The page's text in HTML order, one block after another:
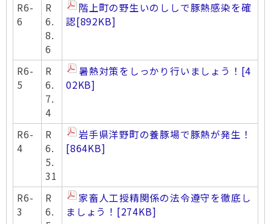
R6-
6
R
6.
8.
6
階上町の野生いのししで豚熱感染を確
認[892KB]
R6-
5
R
6.
7.
4
暑熱対策をしっかり行いましょう！ [4
02KB]
R6-
4
R
6.
5.
31
岩手県洋野町の養豚場で豚熱が発生！
[864KB]
R6-
3
R
6.
家畜人工授精関係の法令遵守を徹底し
ましょう！ [274KB]